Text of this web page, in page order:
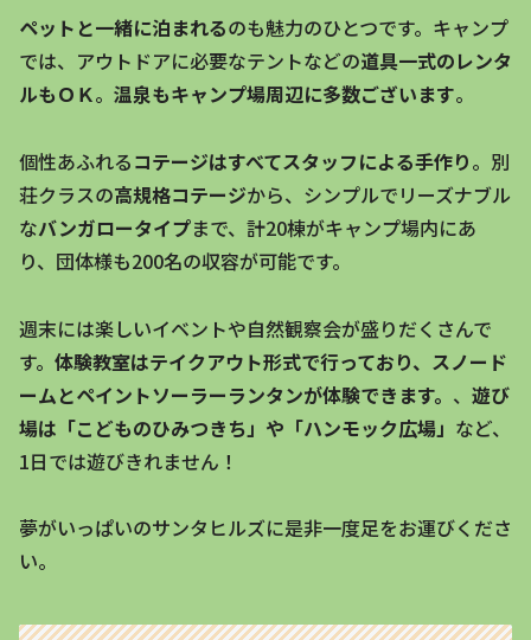
ペットと一緒に泊まれるのも魅力のひとつです。キャンプ
では、アウトドアに必要なテントなどの道具一式のレンタ
ルもＯＫ。 温泉もキャンプ場周辺に多数ございます。
個性あふれるコテージはすべてスタッフによる手作り。別
荘クラスの高規格コテージから、シンプルでリーズナブル
なバンガロータイプまで、計20棟がキャンプ場内にあ
り、団体様も200名の収容が可能です。
週末には楽しいイベントや自然観察会が盛りだくさんで
す。 体験教室はテイクアウト形式で行っており、スノード
ームとペイントソーラーランタンが体験できます。 、 遊び
場は「こどものひみつきち」や「ハンモック広場」 など、
1日では遊びきれません！
夢がいっぱいのサンタヒルズに是非一度足をお運びくださ
い。